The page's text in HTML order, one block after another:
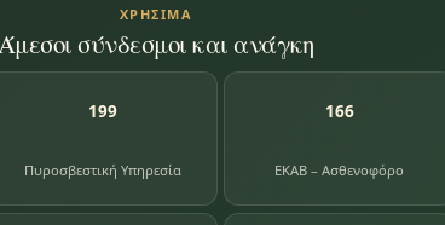
ΧΡΉΣΙΜΑ
Άμεσοι σύνδεσμοι και ανάγκη
199
Πυροσβεστική Υπηρεσία
166
ΕΚΑΒ – Ασθενοφόρο